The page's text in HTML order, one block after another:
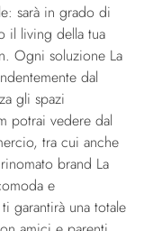
sarà in grado di
il living della tua
Ogni soluzione La
dal
gli spazi
potrai vedere dal
tra cui anche
brand La
e
garantirà una totale